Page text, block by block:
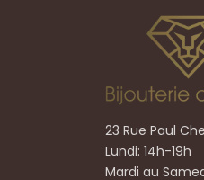
23 Rue Paul
Lundi: 14h-19h
Mardi au